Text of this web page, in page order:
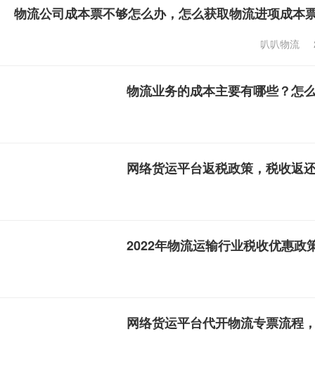
物流公司成本票不够怎么办，怎么获取物流进项成本
叭叭物流
物流业务的成本主要有哪些？怎
网络货运平台返税政策，税收返
2022年物流运输行业税收优惠政
网络货运平台代开物流专票流程